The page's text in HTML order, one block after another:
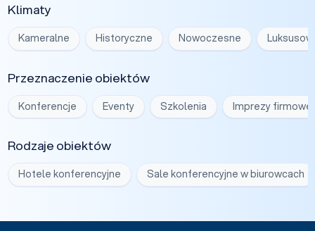
Klimaty
Kameralne Historyczne Nowoczesne
Przeznaczenie obiektów
Konferencje Eventy Szkolenia Imprezy firmowe
Rodzaje obiektów
Hotele konferencyjne Sale konferencyjne w biurowcach